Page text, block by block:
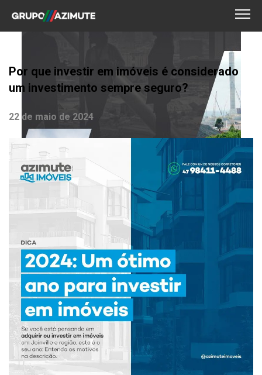
Por que investir em imóveis é considerado
um investimento sempre seguro?
22 de maio de 2024